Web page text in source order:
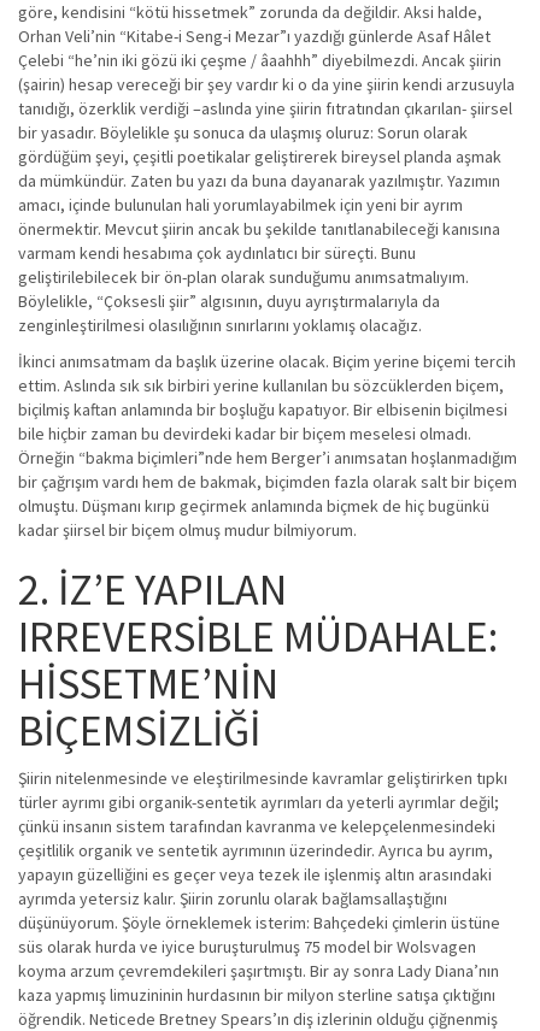
göre, kendisini “kötü hissetmek” zorunda da değildir. Aksi halde,
Orhan Veli’nin “Kitabe-i Seng-i Mezar”ı yazdığı günlerde Asaf Hâlet
Çelebi “he’nin iki gözü iki çeşme / âaahhh” diyebilmezdi. Ancak şiirin
(şairin) hesap vereceği bir şey vardır ki o da yine şiirin kendi arzusuyla
tanıdığı, özerklik verdiği –aslında yine şiirin fıtratından çıkarılan- şiirsel
bir yasadır. Böylelikle şu sonuca da ulaşmış oluruz: Sorun olarak
gördüğüm şeyi, çeşitli poetikalar geliştirerek bireysel planda aşmak
da mümkündür. Zaten bu yazı da buna dayanarak yazılmıştır. Yazımın
amacı, içinde bulunulan hali yorumlayabilmek için yeni bir ayrım
önermektir. Mevcut şiirin ancak bu şekilde tanıtlanabileceği kanısına
varmam kendi hesabıma çok aydınlatıcı bir süreçti. Bunu
geliştirilebilecek bir ön-plan olarak sunduğumu anımsatmalıyım.
Böylelikle, “Çoksesli şiir” algısının, duyu ayrıştırmalarıyla da
zenginleştirilmesi olasılığının sınırlarını yoklamış olacağız.
İkinci anımsatmam da başlık üzerine olacak. Biçim yerine biçemi tercih
ettim. Aslında sık sık birbiri yerine kullanılan bu sözcüklerden biçem,
biçilmiş kaftan anlamında bir boşluğu kapatıyor. Bir elbisenin biçilmesi
bile hiçbir zaman bu devirdeki kadar bir biçem meselesi olmadı.
Örneğin “bakma biçimleri”nde hem Berger’i anımsatan hoşlanmadığım
bir çağrışım vardı hem de bakmak, biçimden fazla olarak salt bir biçem
olmuştu. Düşmanı kırıp geçirmek anlamında biçmek de hiç bugünkü
kadar şiirsel bir biçem olmuş mudur bilmiyorum.
2. İZ’E YAPILAN
IRREVERSİBLE MÜDAHALE:
HİSSETME’NİN
BİÇEMSİZLİĞİ
Şiirin nitelenmesinde ve eleştirilmesinde kavramlar geliştirirken tıpkı
türler ayrımı gibi organik-sentetik ayrımları da yeterli ayrımlar değil;
çünkü insanın sistem tarafından kavranma ve kelepçelenmesindeki
çeşitlilik organik ve sentetik ayrımının üzerindedir. Ayrıca bu ayrım,
yapayın güzelliğini es geçer veya tezek ile işlenmiş altın arasındaki
ayrımda yetersiz kalır. Şiirin zorunlu olarak bağlamsallaştığını
düşünüyorum. Şöyle örneklemek isterim: Bahçedeki çimlerin üstüne
süs olarak hurda ve iyice buruşturulmuş 75 model bir Wolsvagen
koyma arzum çevremdekileri şaşırtmıştı. Bir ay sonra Lady Diana’nın
kaza yapmış limuzininin hurdasının bir milyon sterline satışa çıktığını
öğrendik. Neticede Bretney Spears’ın diş izlerinin olduğu çiğnenmiş